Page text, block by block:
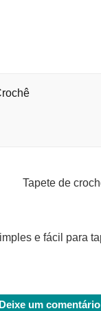
Tapete de
e fácil para
Deixe um comentário